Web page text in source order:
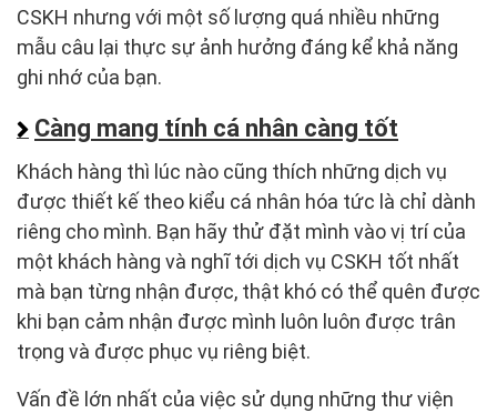
CSKH nhưng với một số lượng quá nhiều những
mẫu câu lại thực sự ảnh hưởng đáng kể khả năng
ghi nhớ của bạn.
Càng mang tính cá nhân càng tốt
Khách hàng thì lúc nào cũng thích những dịch vụ
được thiết kế theo kiểu cá nhân hóa tức là chỉ dành
riêng cho mình. Bạn hãy thử đặt mình vào vị trí của
một khách hàng và nghĩ tới dịch vụ CSKH tốt nhất
mà bạn từng nhận được, thật khó có thể quên được
khi bạn cảm nhận được mình luôn luôn được trân
trọng và được phục vụ riêng biệt.
Vấn đề lớn nhất của việc sử dụng những thư viện